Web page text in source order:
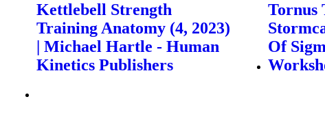
Kettlebell Strength
Training Anatomy (4, 2023)
| Michael Hartle - Human
Kinetics Publishers
Tornus
Of